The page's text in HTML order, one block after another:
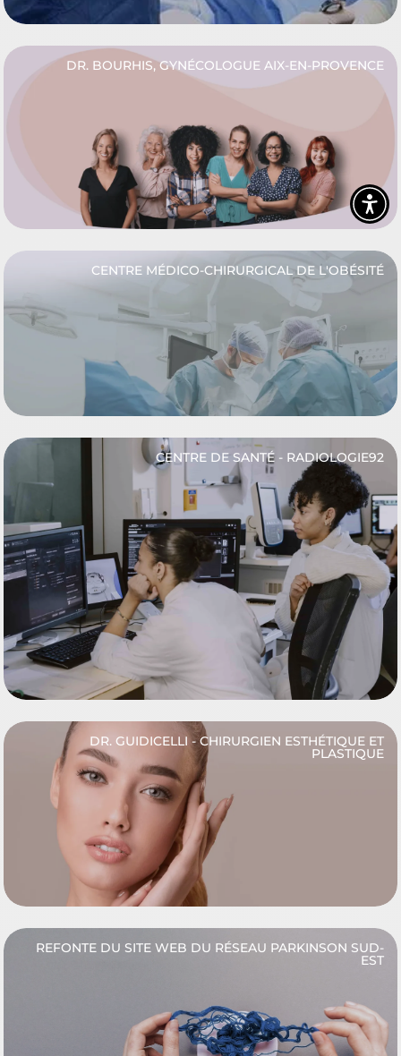
DR. BOURHIS, GYNÉCOLOGUE AIX-EN-PROVENCE
CENTRE MÉDICO-CHIRURGICAL DE L'OBÉSITÉ
CENTRE DE SANTÉ - RADIOLOGIE92
DR. GUIDICELLI - CHIRURGIEN ESTHÉTIQUE ET
PLASTIQUE
REFONTE DU SITE WEB DU RÉSEAU PARKINSON SUD-
EST